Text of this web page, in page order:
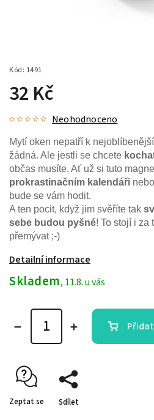
Kód: 1491
32 Kč
Neohodnoceno
Mytí oken nepatří k
žádná. Ale jestli se chcete
občas musíte. Ať už si tuto
prokrastinačním kalendáři
bude se vám hodit.
A ten pocit, když jim svěříte tak
sebe budou pyšné! To stojí i za
přemývat ;-)
Detailní informace
Skladem, 11.8. u vás
Zeptat se Sdílet